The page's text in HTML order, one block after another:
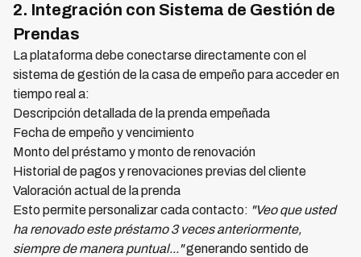
2. Integración con Sistema de Gestión de
Prendas
La plataforma debe conectarse directamente con el
sistema de gestión de la casa de empeño para acceder en
tiempo real a:
Descripción detallada de la prenda empeñada
Fecha de empeño y vencimiento
Monto del préstamo y monto de renovación
Historial de pagos y renovaciones previas del cliente
Valoración actual de la prenda
Esto permite personalizar cada contacto: "Veo que usted
ha renovado este préstamo 3 veces anteriormente,
siempre de manera puntual..."generando sentido de